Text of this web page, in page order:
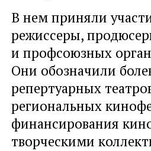
В нем приняли
режиссеры,
и профсоюзных
Они обозначили
репертуарных
региональных
финансирования
творческими